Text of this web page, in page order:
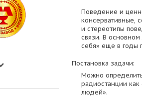
Поведение и
консервативные,
и стереотипы
связи. В
себя» еще в годы
Постановка задачи:
Можно
радиостанции
людей».